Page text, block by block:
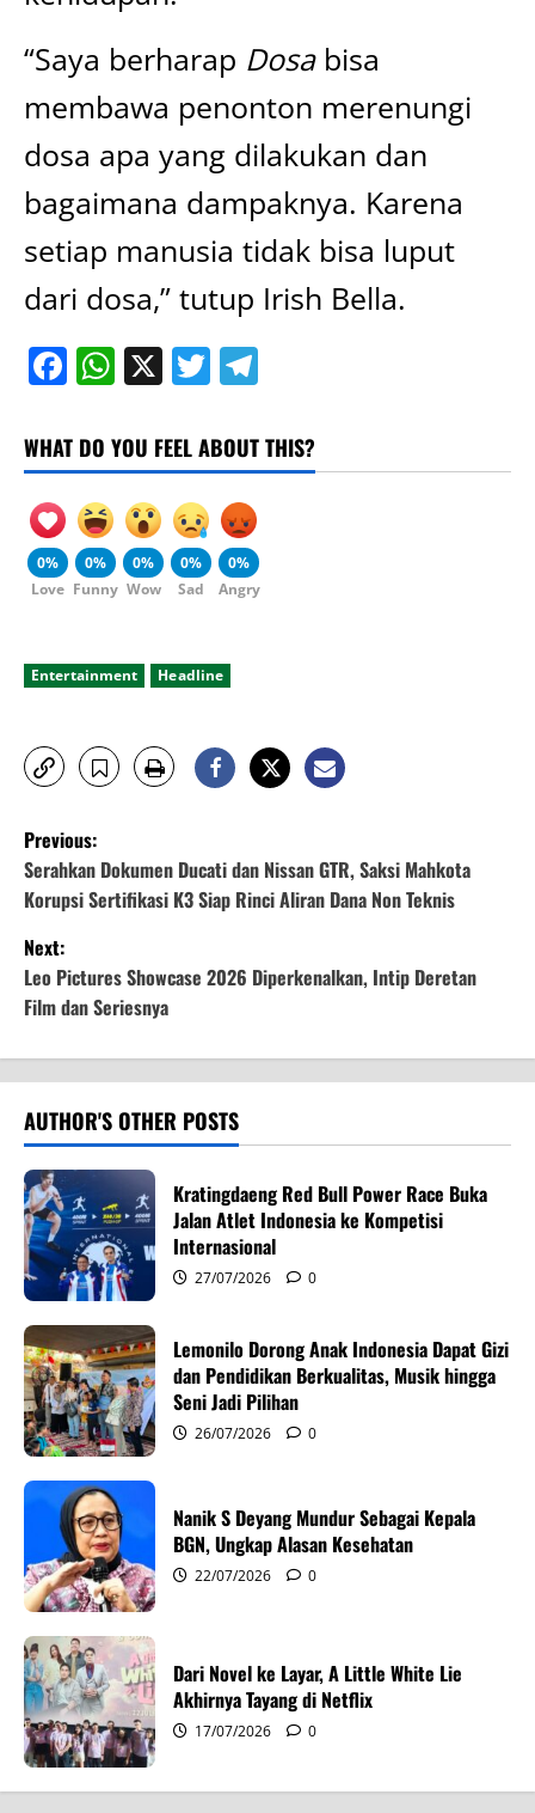
“Saya berharap Dosabisa
membawa penonton merenungi
dosa apa yang dilakukan dan
bagaimana dampaknya. Karena
setiap manusia tidak bisa luput
dari dosa,” tutup Irish Bella.
Facebook
WhatsApp
X Twitter
WHAT DO YOU FEEL ABOUT THIS?
0%
Love
0%
Funny
0%
Wow
0%
Sad
0%
Angry
Entertainment Headline
P
o
s
t
n
a
v
i
g
a
t
i
o
n
Previous:
Serahkan Dokumen Ducati dan Nissan GTR, Saksi Mahkota
Korupsi Sertifikasi K3 Siap Rinci Aliran Dana Non Teknis
Next:
Leo Pictures Showcase 2026 Diperkenalkan, Intip Deretan
Film dan Seriesnya
AUTHOR'S OTHER POSTS
Kratingdaeng Red Bull Power Race Buka
Jalan Atlet Indonesia ke Kompetisi
Internasional
27/07/2026 0
Lemonilo Dorong Anak Indonesia Dapat Gizi
dan Pendidikan Berkualitas, Musik hingga
Seni Jadi Pilihan
26/07/2026 0
Nanik S Deyang Mundur Sebagai Kepala
BGN, Ungkap Alasan Kesehatan
22/07/2026 0
Dari Novel ke Layar, A Little White Lie
Akhirnya Tayang di Netflix
17/07/2026 0